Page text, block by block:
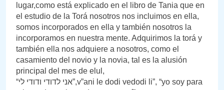
lugar,como está explicado en el libro de Tania que en
el estudio de la Torá nosotros nos incluimos en ella,
somos incorporados en ella y también nosotros la
incorporamos en nuestra mente. Adquirimos la torá y
también ella nos adquiere a nosotros, como el
casamiento del novio y la novia, tal es la alusión
principal del mes de elul,
“אני לדודי ודודי לי”,v”ani le dodi vedodi li”, “yo soy para